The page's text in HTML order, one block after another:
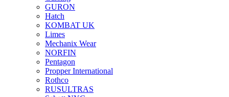
GURON
Hatch
KOMBAT UK
Limes
Mechanix Wear
NORFIN
Pentagon
Propper International
Rothco
RUSULTRAS